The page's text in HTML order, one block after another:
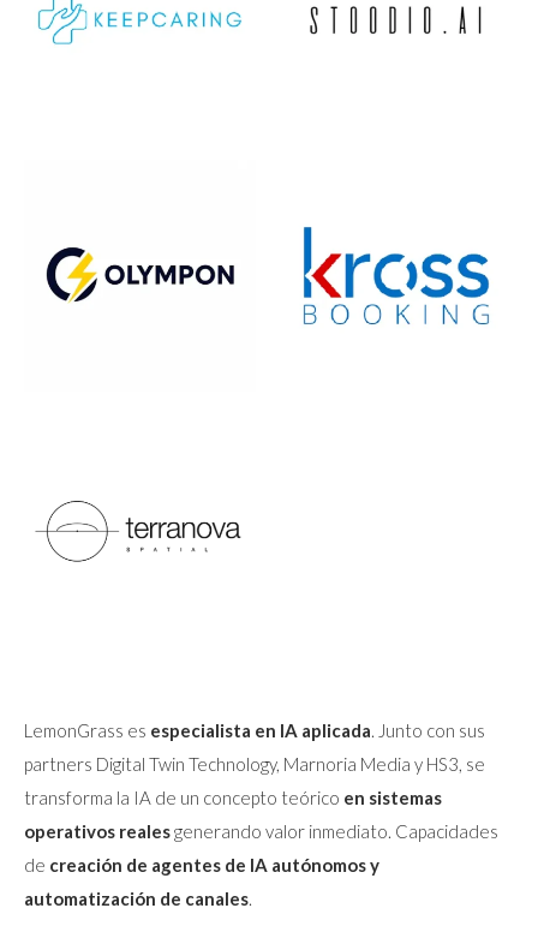
LemonGrass es especialista en IA aplicada. Junto con sus
partners Digital Twin Technology, Marnoria Media y HS3, se
transforma la IA de un concepto teórico en sistemas
operativos realesgenerando valor inmediato. Capacidades
de creación de agentes de IA autónomos y
automatización de canales.